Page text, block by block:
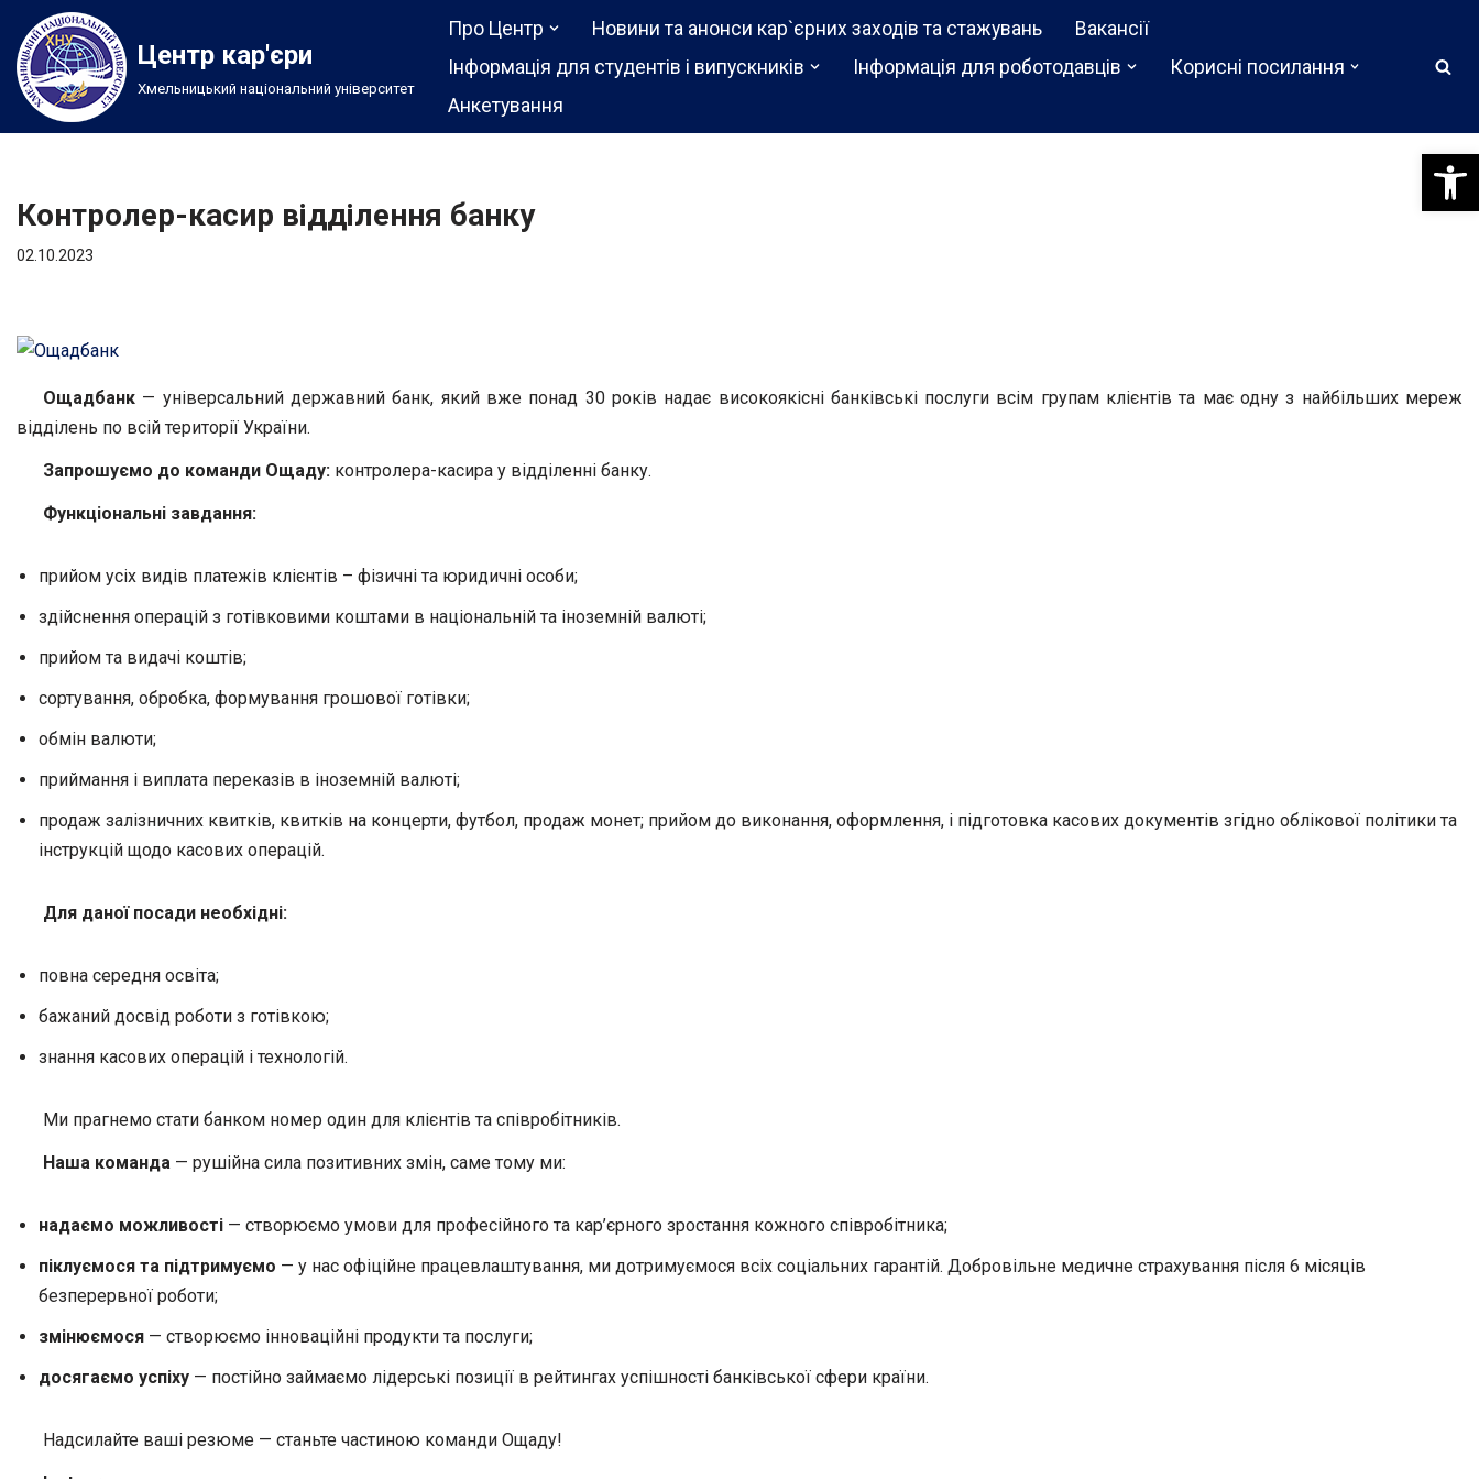
Перейти
до
вмісту
Центр кар'єри
Хмельницький національний університет
Про Центр Новини та анонси кар`єрних заходів та стажувань
Вакансії
Інформація для студентів і випускників
Інформація для роботодавців
Корисні посилання
Анкетування
Контролер-касир відділення банку
02.10.2023
Ощадбанк — універсальний державний банк, який вже понад 30 років надає високоякісні банківські послуги всім групам клієнтів та має одну з найбільших мереж
відділень по всій території України.
Запрошуємо до команди Ощаду: контролера-касира у відділенні банку.
Функціональні завдання:
прийом усіх видів платежів клієнтів – фізичні та юридичні особи;
здійснення операцій з готівковими коштами в національній та іноземній валюті;
прийом та видачі коштів;
сортування, обробка, формування грошової готівки;
обмін валюти;
приймання і виплата переказів в іноземній валюті;
продаж залізничних квитків, квитків на концерти, футбол, продаж монет; прийом до виконання, оформлення, і підготовка касових документів згідно облікової політики та
інструкцій щодо касових операцій.
Для даної посади необхідні:
повна середня освіта;
бажаний досвід роботи з готівкою;
знання касових операцій і технологій.
Ми прагнемо стати банком номер один для клієнтів та співробітників.
Наша команда — рушійна сила позитивних змін, саме тому ми:
надаємо можливості — створюємо умови для професійного та кар’єрного зростання кожного співробітника;
піклуємося та підтримуємо — у нас офіційне працевлаштування, ми дотримуємося всіх соціальних гарантій. Добровільне медичне страхування після 6 місяців
безперервної роботи;
змінюємося — створюємо інноваційні продукти та послуги;
досягаємо успіху — постійно займаємо лідерські позиції в рейтингах успішності банківської сфери країни.
Надсилайте ваші резюме — станьте частиною команди Ощаду!